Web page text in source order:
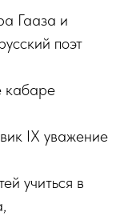
Гааза и
поэт
кабаре
IX уважение
учиться в